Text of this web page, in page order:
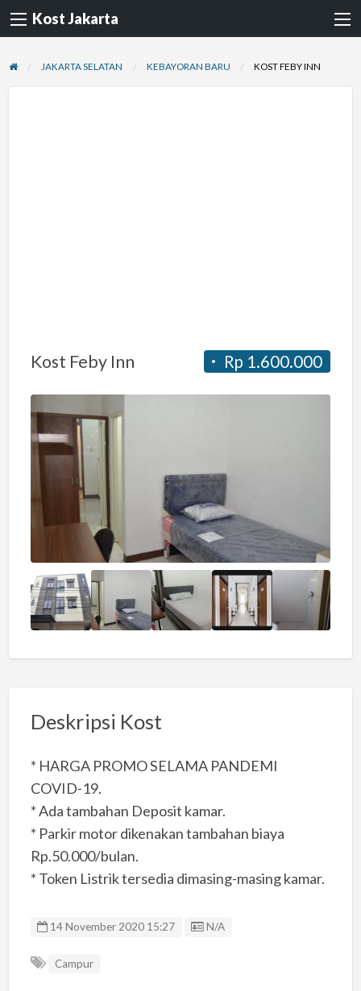
Kost Jakarta
JAKARTA SELATAN KEBAYORAN BARU KOST FEBY INN
Rp 1.600.000
Kost Feby Inn
Deskripsi Kost
* HARGA PROMO SELAMA PANDEMI
COVID-19.
* Ada tambahan Deposit kamar.
* Parkir motor dikenakan tambahan biaya
Rp.50.000/bulan.
* Token Listrik tersedia dimasing-masing kamar.
14 November 2020 15:27 Listing ID
N/A
Campur